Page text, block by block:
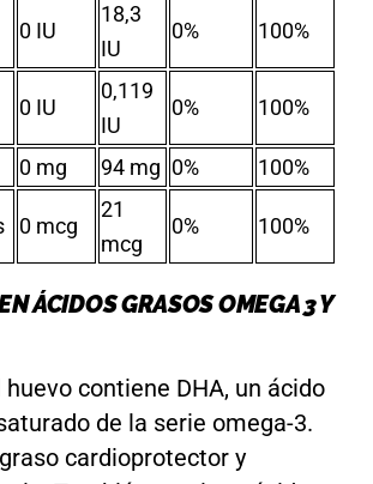
0 IU
18,3
IU
0% 100%
0 IU
0,119
IU
0% 100%
0 mg 94 mg 0% 100%
0 mcg
21
mcg
0% 100%
ÁCIDOS GRASOS OMEGA 3 Y
contiene DHA, un ácido
de la serie omega-3.
cardioprotector y